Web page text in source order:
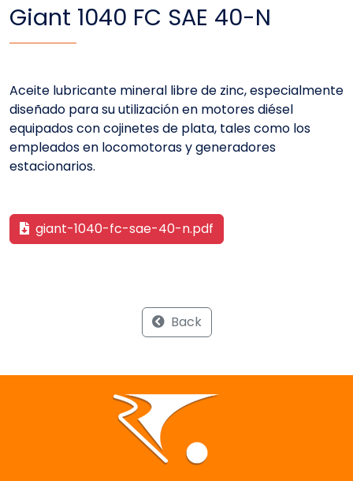
Giant 1040 FC SAE 40-N
Aceite lubricante mineral libre de zinc, especialmente
diseñado para su utilización en motores diésel
equipados con cojinetes de plata, tales como los
empleados en locomotoras y generadores
estacionarios.
giant-1040-fc-sae-40-n.pdf
Back